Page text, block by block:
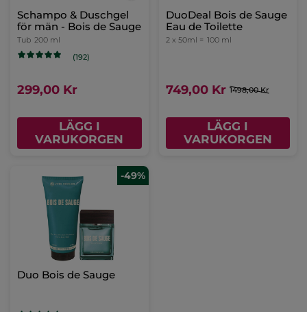
Schampo & Duschgel
för män - Bois de Sauge
Tub 200 ml
(192)
299,00 Kr
LÄGG I
VARUKORGEN
DuoDeal Bois de Sauge
Eau de Toilette
2 x 50ml = 100 ml
749,00 Kr 1498,00 Kr
LÄGG I
VARUKORGEN
-49%
Duo Bois de Sauge